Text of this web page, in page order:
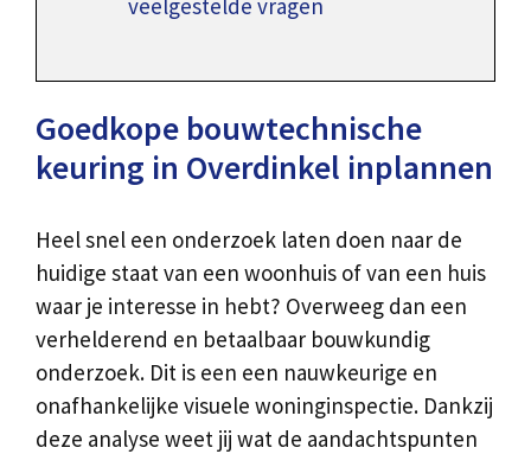
veelgestelde vragen
Goedkope bouwtechnische
keuring in Overdinkel inplannen
Heel snel een onderzoek laten doen naar de
huidige staat van een woonhuis of van een huis
waar je interesse in hebt? Overweeg dan een
verhelderend en betaalbaar bouwkundig
onderzoek. Dit is een een nauwkeurige en
onafhankelijke visuele woninginspectie. Dankzij
deze analyse weet jij wat de aandachtspunten